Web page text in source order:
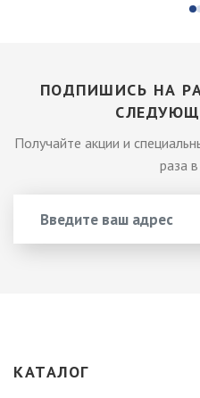
ПОДПИШИСЬ НА
Получайте акции и
раза
КАТАЛОГ